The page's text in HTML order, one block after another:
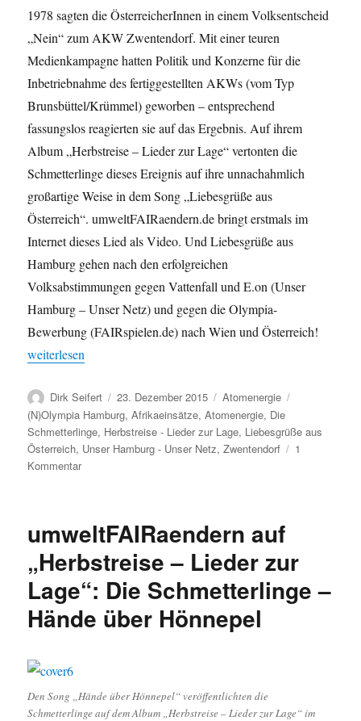
1978 sagten die ÖsterreicherInnen in einem Volksentscheid
„Nein“ zum AKW Zwentendorf. Mit einer teuren
Medienkampagne hatten Politik und Konzerne für die
Inbetriebnahme des fertiggestellten AKWs (vom Typ
Brunsbüttel/Krümmel) geworben – entsprechend
fassungslos reagierten sie auf das Ergebnis. Auf ihrem
Album „Herbstreise – Lieder zur Lage“ vertonten die
Schmetterlinge dieses Ereignis auf ihre unnachahmlich
großartige Weise in dem Song „Liebesgrüße aus
Österreich“. umweltFAIRaendern.de bringt erstmals im
Internet dieses Lied als Video. Und Liebesgrüße aus
Hamburg gehen nach den erfolgreichen
Volksabstimmungen gegen Vattenfall und E.on (Unser
Hamburg – Unser Netz) und gegen die Olympia-
Bewerbung (FAIRspielen.de) nach Wien und Österreich!
„umweltFAIRaendern auf „Herbstreise – Lieder zur Lage“: Die
weiterlesen
Autor
Dirk Seifert
Veröffentlicht
am
23. Dezember 2015 Kategorien
Atomenergie
(N)Olympia Hamburg,Afrikaeinsätze,Atomenergie, Die
Schmetterlinge, Herbstreise - Lieder zur Lage, Liebesgrüße aus
Österreich, Unser Hamburg - Unser Netz,Zwentendorf
1
Kommentarzu
–
zur
Lage“:
Die
Schmetterlinge
(Zwentendorf)
umweltFAIRaendern auf
„Herbstreise – Lieder zur
Lage“: Die Schmetterlinge –
Hände über Hönnepel
Den Song „Hände über Hönnepel“ veröffentlichten die
Schmetterlinge auf dem Album „Herbstreise – Lieder zur Lage“ im